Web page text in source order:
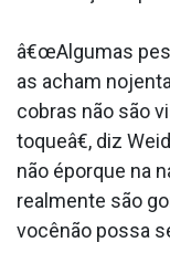
â€œAlgumas
as acham
cobras não são
toqueâ€, diz
não éporque na
realmente são
vocênão possa